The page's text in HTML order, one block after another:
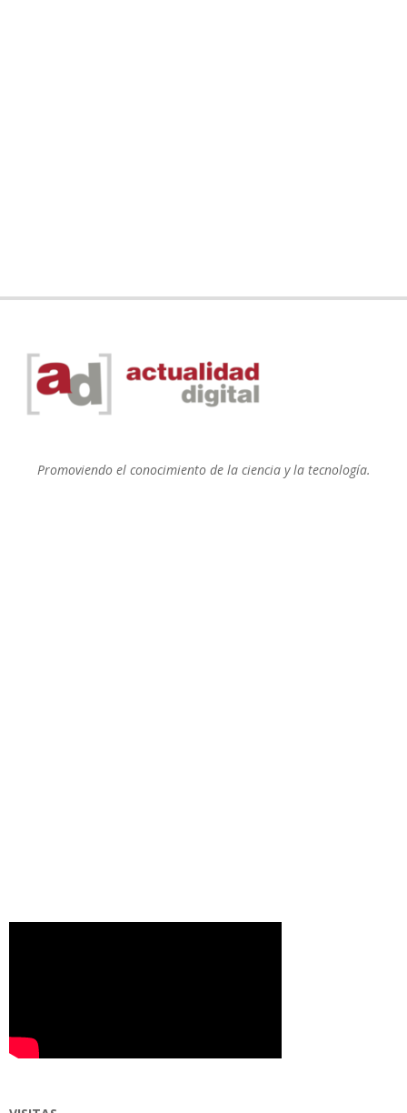
Promoviendo el conocimiento de la ciencia y la tecnología.